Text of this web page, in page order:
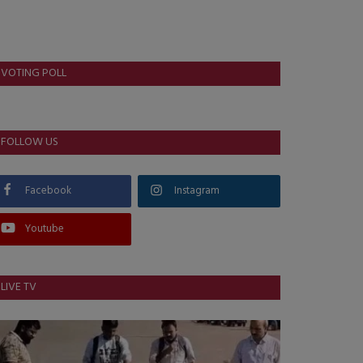
VOTING POLL
FOLLOW US
Facebook Instagram
Youtube
LIVE TV